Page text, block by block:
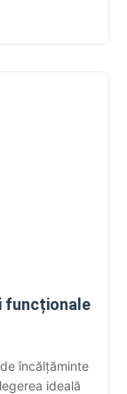
pot fi
funcționale
încălțăminte
ideală